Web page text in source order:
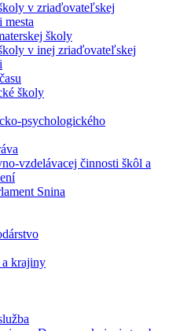
v zriaďovateľskej
mesta
školy
v inej zriaďovateľskej
školy
psychologického
vzdelávacej činnosti škôl a
Snina
krajiny